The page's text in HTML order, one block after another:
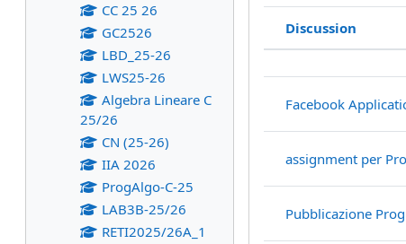
Status
Discussion
Facebook
assignment per
Pubblicazione
CC 25 26
GC2526
LBD_25-26
LWS25-26
Algebra Lineare C
25/26
CN (25-26)
IIA 2026
ProgAlgo-C-25
LAB3B-25/26
RETI2025/26A_1